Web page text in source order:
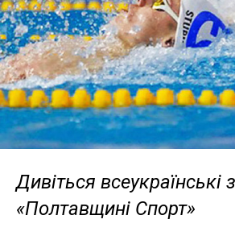
Дивіться всеукраїнські
«Полтавщині Спорт»